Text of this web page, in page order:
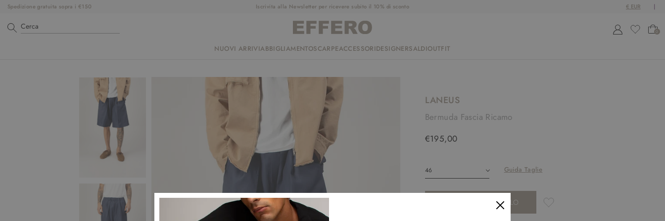
Spedizione gratuita sopra i €150 Iscrivita alla Newsletter per ricevere subito il 10% di sconto
0
NUOVI ARRIVIABBIGLIAMENTOSCARPEACCESSORIDESIGNERSALDIOUTFIT
LANEUS
Bermuda Fascia Ricamo
€195,00
Guida Taglie
AGGIUNGI AL CARRELLO